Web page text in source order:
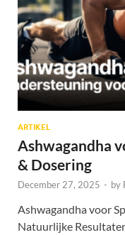
ARTIKEL
Ashwagandha
& Dosering
December 27, 2025 - by
Ashwagandha voor
Natuurlijke